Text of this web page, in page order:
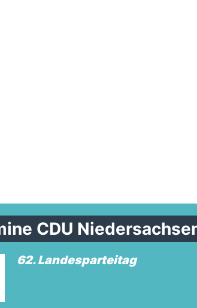
CDU
62. Landesparteitag